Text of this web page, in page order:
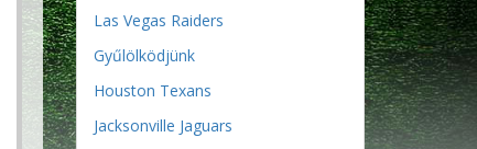
Las Vegas Raiders
Gyűlölködjünk
Houston Texans
Jacksonville Jaguars